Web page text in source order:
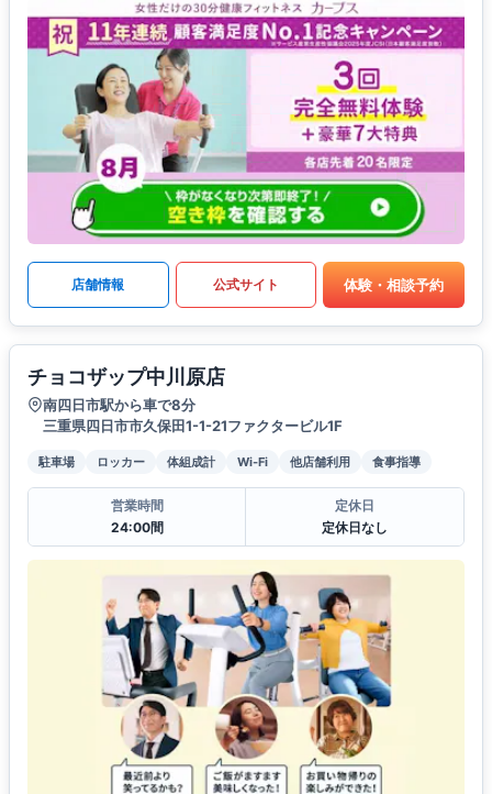
店舗情報 公式サイト 体験・相談予約
チョコザップ中川原店
南四日市駅から車で8分
三重県四日市市久保田1-1-21ファクタービル1F
駐車場 ロッカー 体組成計 Wi-Fi 他店舗利用 食事指導
営業時間
24:00間
定休日
定休日なし